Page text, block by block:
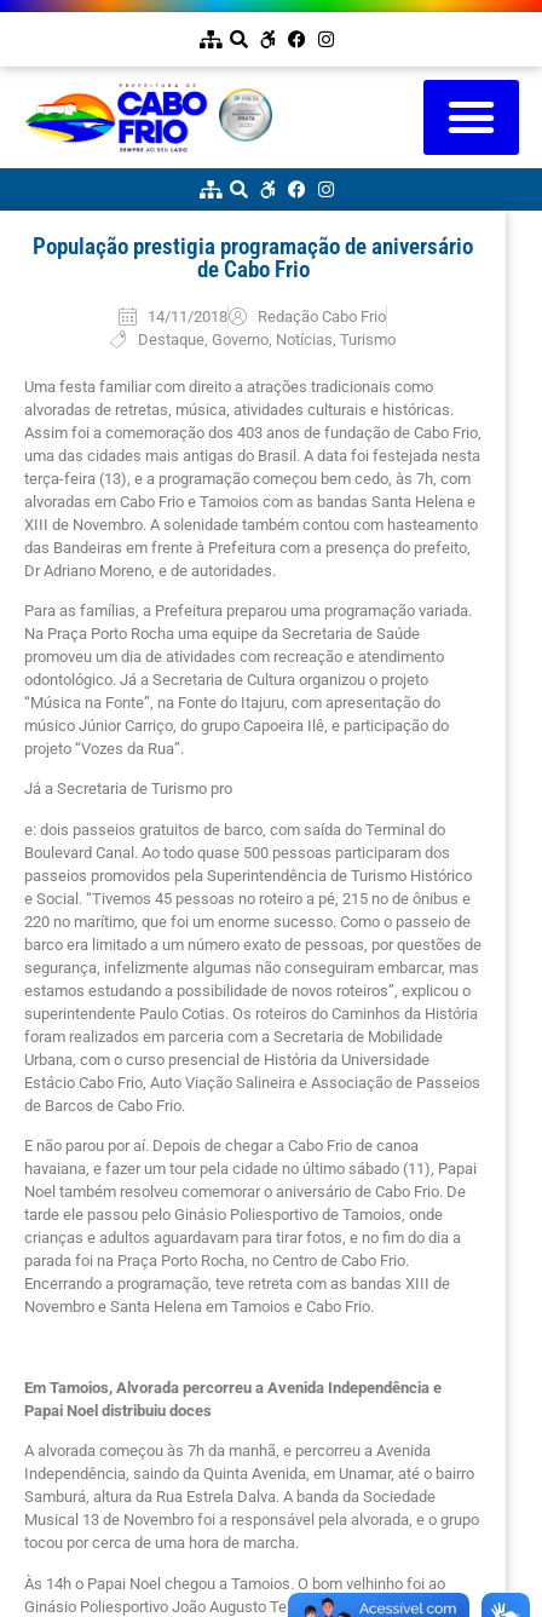
População prestigia programação de aniversário
de Cabo Frio
14/11/2018
Redação Cabo Frio
Destaque ,Governo Notícias ,Turismo
Uma festa familiar com direito a atrações tradicionais como
alvoradas de retretas, música, atividades culturais e históricas.
Assim foi a comemoração dos 403 anos de fundação de Cabo Frio,
uma das cidades mais antigas do Brasil. A data foi festejada nesta
terça-feira (13), e a programação começou bem cedo, às 7h, com
alvoradas em Cabo Frio e Tamoios com as bandas Santa Helena e
XIII de Novembro. A solenidade também contou com hasteamento
das Bandeiras em frente à Prefeitura com a presença do prefeito,
Dr Adriano Moreno, e de autoridades.
Para as famílias, a Prefeitura preparou uma programação variada.
Na Praça Porto Rocha uma equipe da Secretaria de Saúde
promoveu um dia de atividades com recreação e atendimento
odontológico. Já a Secretaria de Cultura organizou o projeto
“Música na Fonte”, na Fonte do Itajuru, com apresentação do
músico Júnior Carriço, do grupo Capoeira Ilê, e participação do
projeto “Vozes da Rua”.
Já a Secretaria de Turismo pro
e: dois passeios gratuitos de barco, com saída do Terminal do
Boulevard Canal. Ao todo quase 500 pessoas participaram dos
passeios promovidos pela Superintendência de Turismo Histórico
e Social. “Tivemos 45 pessoas no roteiro a pé, 215 no de ônibus e
220 no marítimo, que foi um enorme sucesso. Como o passeio de
barco era limitado a um número exato de pessoas, por questões de
segurança, infelizmente algumas não conseguiram embarcar, mas
estamos estudando a possibilidade de novos roteiros”, explicou o
superintendente Paulo Cotias. Os roteiros do Caminhos da História
foram realizados em parceria com a Secretaria de Mobilidade
Urbana, com o curso presencial de História da Universidade
Estácio Cabo Frio, Auto Viação Salineira e Associação de Passeios
de Barcos de Cabo Frio.
E não parou por aí. Depois de chegar a Cabo Frio de canoa
havaiana, e fazer um tour pela cidade no último sábado (11), Papai
Noel também resolveu comemorar o aniversário de Cabo Frio. De
tarde ele passou pelo Ginásio Poliesportivo de Tamoios, onde
crianças e adultos aguardavam para tirar fotos, e no fim do dia a
parada foi na Praça Porto Rocha, no Centro de Cabo Frio.
Encerrando a programação, teve retreta com as bandas XIII de
Novembro e Santa Helena em Tamoios e Cabo Frio.
Em Tamoios, Alvorada percorreu a Avenida Independência e
Papai Noel distribuiu doces
A alvorada começou às 7h da manhã, e percorreu a Avenida
Independência, saindo da Quinta Avenida, em Unamar, até o bairro
Samburá, altura da Rua Estrela Dalva. A banda da Sociedade
Musical 13 de Novembro foi a responsável pela alvorada, e o grupo
tocou por cerca de uma hora de marcha.
Às 14h o Papai Noel chegou a Tamoios. O bom velhinho foi ao
Ginásio Poliesportivo João Augusto Teixeira Silva, em Aquárius.